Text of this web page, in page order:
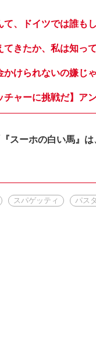
スーホの白い馬』
スパゲッティ パスタ